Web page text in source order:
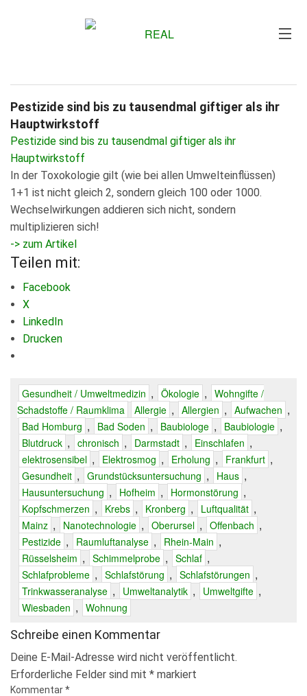
Pestizide sind bis zu tausendmal giftiger als ihr
Hauptwirkstoff
Pestizide sind bis zu tausendmal giftiger als ihr
Hauptwirkstoff
In der Toxokologie gilt (wie bei allen Umwelteinflüssen)
1+1 ist nicht gleich 2, sondern gleich 100 oder 1000.
Wechselwirkungen addieren sich nicht, sondern
multiplizieren sich!
-> zum Artikel
Teilen mit:
Facebook
X
LinkedIn
Drucken
Gesundheit / Umweltmedizin , Ökologie , Wohngifte /
Schadstoffe / Raumklima
Allergie , Allergien , Aufwachen ,
Bad Homburg , Bad Soden , Baubiologe , Baubiologie ,
Blutdruck , chronisch , Darmstadt , Einschlafen ,
elektrosensibel , Elektrosmog , Erholung , Frankfurt ,
Gesundheit , Grundstücksuntersuchung , Haus ,
Hausuntersuchung , Hofheim , Hormonstörung ,
Kopfschmerzen , Krebs , Kronberg , Luftqualität ,
Mainz , Nanotechnologie , Oberursel , Offenbach ,
Pestizide , Raumluftanalyse , Rhein-Main ,
Rüsselsheim , Schimmelprobe , Schlaf ,
Schlafprobleme , Schlafstörung , Schlafstörungen ,
Trinkwasseranalyse , Umweltanalytik , Umweltgifte ,
Wiesbaden , Wohnung
Schreibe einen Kommentar
Deine E-Mail-Adresse wird nicht veröffentlicht.
Erforderliche Felder sind mit * markiert
Kommentar*